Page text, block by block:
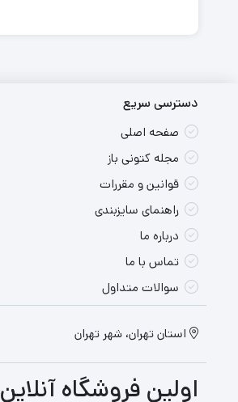
دسترسی سریع
صفحه اصلی
مجله کتونی باز
قوانین و مقررات
راهنمای سایزبندی
درباره ما
تماس با ما
سوالات متداول
استان تهران، شهر تهران
اولین فروشگاه